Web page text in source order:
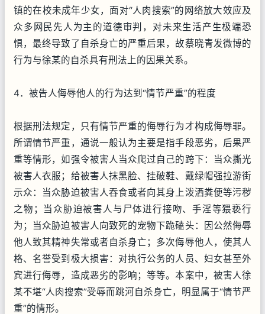
镇的在校未成年少女，面对“人肉搜索”的网络放大效应及
众多网民先人为主的道德审判，对未来生活产生极端恐
惧，最终导致了自杀身亡的严重后果，故蔡晓青发微博的
行为与徐某的自杀具有刑法上的因果关系。
4．被告人侮辱他人的行为达到“情节严重”的程度
根据刑法规定，只有情节严重的侮辱行为才构成侮辱罪。
所谓情节严重，通说一般认为主要是指手段恶劣，后果严
重等情形，如强令被害人当众爬过自己的跨下：当众撕光
被害人衣服；给被害人抹黑脸、挂破鞋、戴绿帽强拉游街
示众：当众胁迫被害人吞食或者向其身上泼洒粪便等污秽
之物；当众胁迫被害人与尸体进行接吻、手淫等猥亵行
为；当众胁迫被害人向致死的宠物下跪磕头：因公然侮辱
他人致其精神失常或者自杀身亡；多次侮辱他人，使其人
格、名誉受到极大损害：对执行公务的人员、妇女甚至外
宾进行侮辱，造成恶劣的影响；等等。本案中，被害人徐
某不堪“人肉搜索”受辱而跳河自杀身亡，明显属于“情节严
重”的情形。